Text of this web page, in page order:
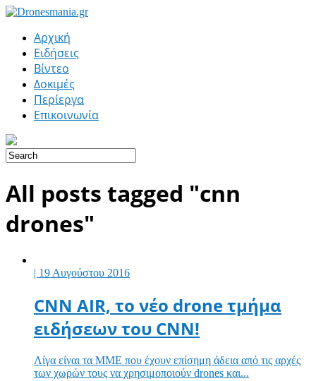
Αρχική
Ειδήσεις
Βίντεο
Δοκιμές
Περίεργα
Επικοινωνία
All posts tagged "cnn
drones"
| 19 Αυγούστου 2016
CNN AIR, το νέο drone τμήμα
ειδήσεων του CNN!
Λίγα είναι τα ΜΜΕ που έχουν επίσημη άδεια από τις αρχές
των χωρών τους να χρησιμοποιούν drones και...